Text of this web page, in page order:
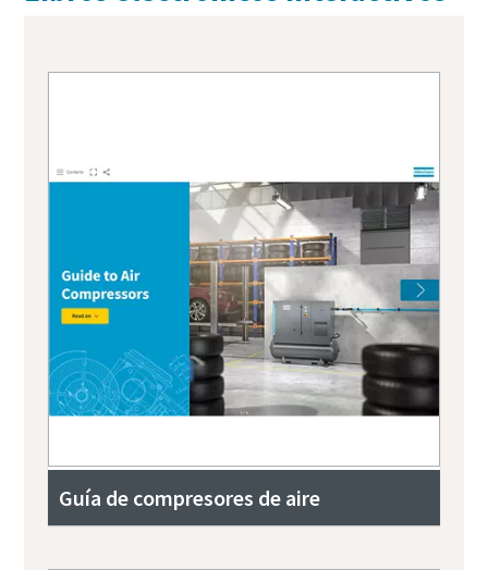
Guía de compresores de aire